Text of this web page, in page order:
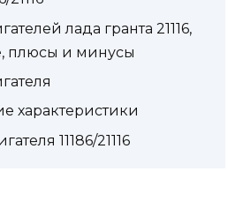
лада гранта 21116,
плюсы и минусы
характеристики
11186/21116